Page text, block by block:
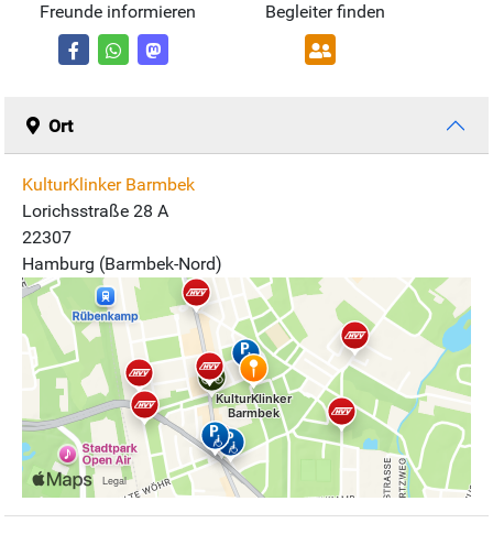
Freunde informieren Begleiter finden
Ort
KulturKlinker Barmbek
Lorichsstraße 28 A
22307
Hamburg (Barmbek-Nord)